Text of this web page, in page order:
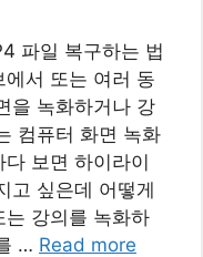
파일 복구하는 법
서 또는 여러 동
을 녹화하거나 강
컴퓨터 화면 녹화
보면 하이라이
고 싶은데 어떻게
는 강의를 녹화하
… Read more